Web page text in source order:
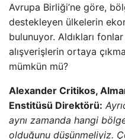
Avrupa Birliği’ne göre,
destekleyen ülkelerin
bulunuyor. Aldıkları
alışverişlerin ortaya
mümkün mü?
Alexander Critikos,
Enstitüsü Direktörü:
aynı zamanda hangi
olduğunu düşünmeliyiz.